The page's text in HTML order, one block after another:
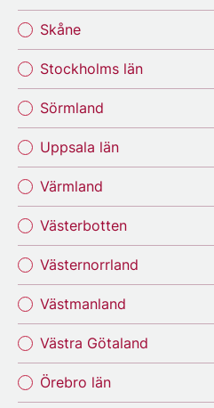
Skåne
Stockholms län
Sörmland
Uppsala län
Värmland
Västerbotten
Västernorrland
Västmanland
Västra Götaland
Örebro län